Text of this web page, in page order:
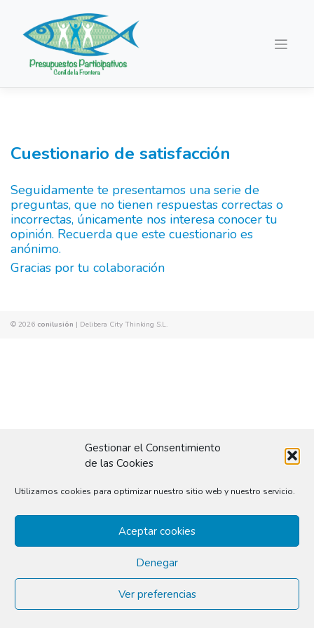
Gestionar el Consentimiento
de las Cookies
Utilizamos cookies para optimizar nuestro sitio web y nuestro servicio.
Aceptar cookies
Denegar
Ver preferencias
contenido
Cuestionario de satisfacción
Seguidamente te presentamos una serie de
preguntas, que no tienen respuestas correctas o
incorrectas, únicamente nos interesa conocer tu
opinión. Recuerda que este cuestionario es
anónimo.
Gracias por tu colaboración
© 2026 conilusión | Delibera City Thinking S.L.